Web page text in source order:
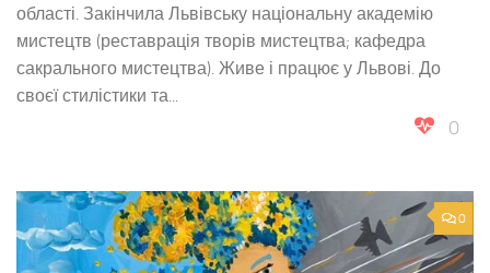
області. Закінчила Львівську національну академію
мистецтв (реставрація творів мистецтва; кафедра
сакрального мистецтва). Живе і працює у Львові. До
своєї стилістики та...
0
0